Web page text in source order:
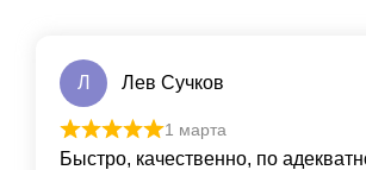
Л Лев Сучков
1 марта
Быстро, качественно, по